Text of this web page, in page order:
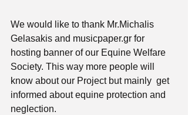
We would like to thank Mr.Michalis
Gelasakis and musicpaper.gr for
hosting banner of our Equine Welfare
Society. This way more people will
know about our Project but mainly  get
informed about equine protection and
neglection.